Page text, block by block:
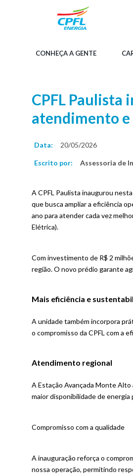
Menu
Home
CONHEÇA A GENTE
CPFL Paulista
atendimento
Data: 20/05/2026
Escrito por: Assessoria de
A CPFL Paulista inaugurou
que busca ampliar a eficiência
ano para atender cada vez
Elétrica).
Com investimento de R$ 2
região. O novo prédio garante
Mais eficiência e
A unidade também incorpora
o compromisso da CPFL com a
Atendimento regional
A Estação Avançada Monte
maior disponibilidade de
Compromisso com a qualidade
A inauguração reforça o
nossa operação, permitindo